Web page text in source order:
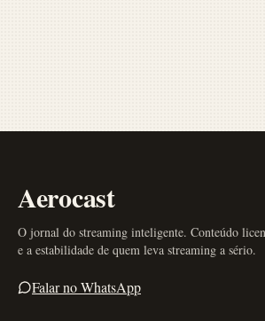
Aerocast
O jornal do streaming inteligente. Conteúdo
e a estabilidade de quem leva streaming a sério.
Falar no WhatsApp